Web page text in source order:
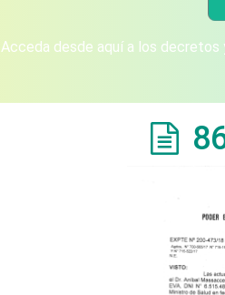
Acceda desde aquí a los